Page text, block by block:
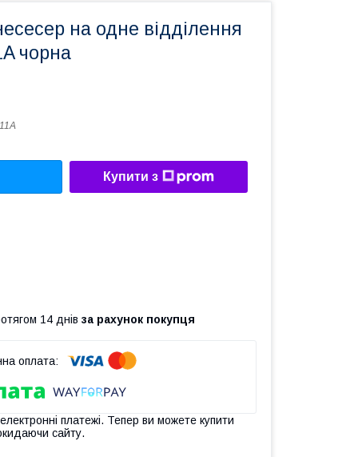
на одне відділення
чорна
Купити з
14 днів за рахунок покупця
платежі. Тепер ви можете купити
сайту.